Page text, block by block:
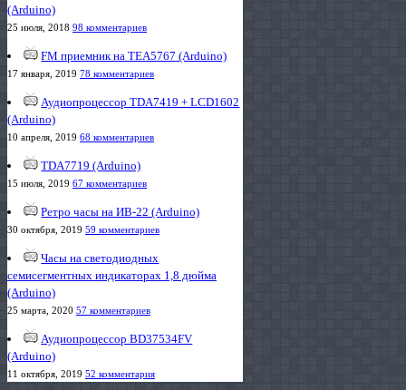
(Arduino)
25 июля, 2018 98 комментариев
FM приемник на TEA5767 (Arduino)
17 января, 2019 78 комментариев
Аудиопроцессор TDA7419 + LCD1602
(Arduino)
10 апреля, 2019 68 комментариев
TDA7719 (Arduino)
15 июля, 2019 67 комментариев
Ретро часы на ИВ-22 (Arduino)
30 октября, 2019 59 комментариев
Часы на светодиодных
семисегментных индикаторах 1,8 дюйма
(Arduino)
25 марта, 2020 57 комментариев
Аудиопроцессор BD37534FV
(Arduino)
11 октября, 2019 52 комментария